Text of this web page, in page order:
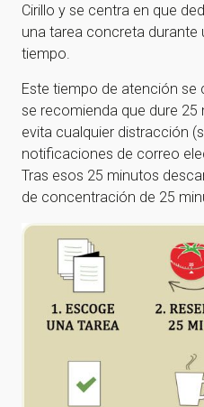
Cirillo y se centra en que
una tarea concreta durante
tiempo.
Este tiempo de atención
se recomienda que dure
evita cualquier distracción
notificaciones de correo
Tras esos 25 minutos
de concentración de 25